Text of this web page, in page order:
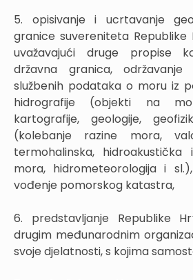
5. opisivanje i ucrtavanje
granice suvereniteta
uvažavajući druge propise
državna granica,
službenih podataka o moru iz
hidrografije (objekti na
kartografije, geologije,
(kolebanje razine mora,
termohalinska,
mora, hidrometeorologija i
vođenje pomorskog katastra,
6. predstavljanje Republike
drugim međunarodnim
svoje djelatnosti, s kojima